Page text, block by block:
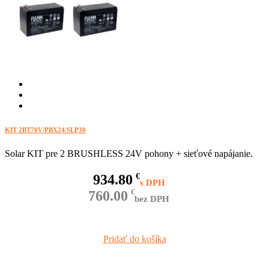
KIT 2BT70V/PBX24/SLP30
Solar KIT pre 2 BRUSHLESS 24V pohony + sieťové napájanie.
€
934.80
€
760.00 bez DPH
Pridať do košíka